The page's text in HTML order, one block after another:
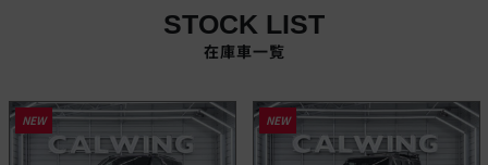
STOCK LIST
在庫車一覧
NEW NEW